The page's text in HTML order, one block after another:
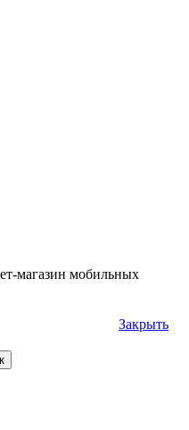
магазин мобильных
Закрыть